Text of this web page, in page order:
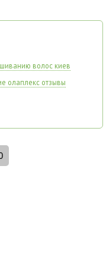
волос киев
олаплекс отзывы